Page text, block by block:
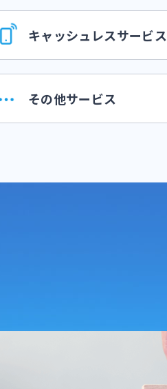
キャッシュレスサービス
その他サービス